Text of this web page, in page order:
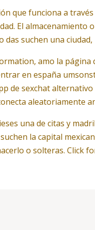
que funciona a
El almacenamiento
das suchen una
amo la
en españa
de sexchat
aleatoriamente
una de citas y
la capital
o solteras. Click